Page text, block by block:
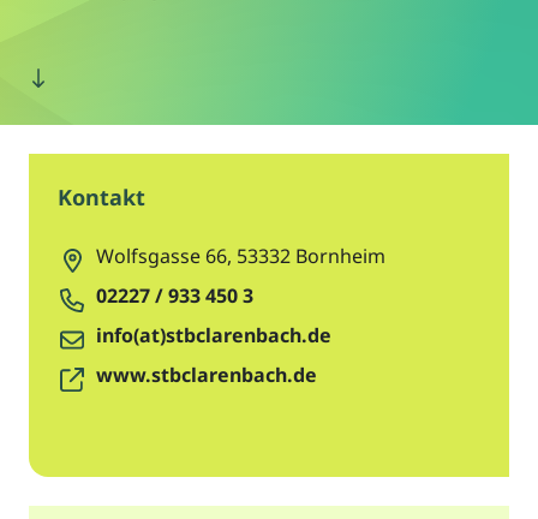
Kontakt
Wolfsgasse 66, 53332 Bornheim
02227 / 933 450 3
info(at)stbclarenbach.de
www.stbclarenbach.de